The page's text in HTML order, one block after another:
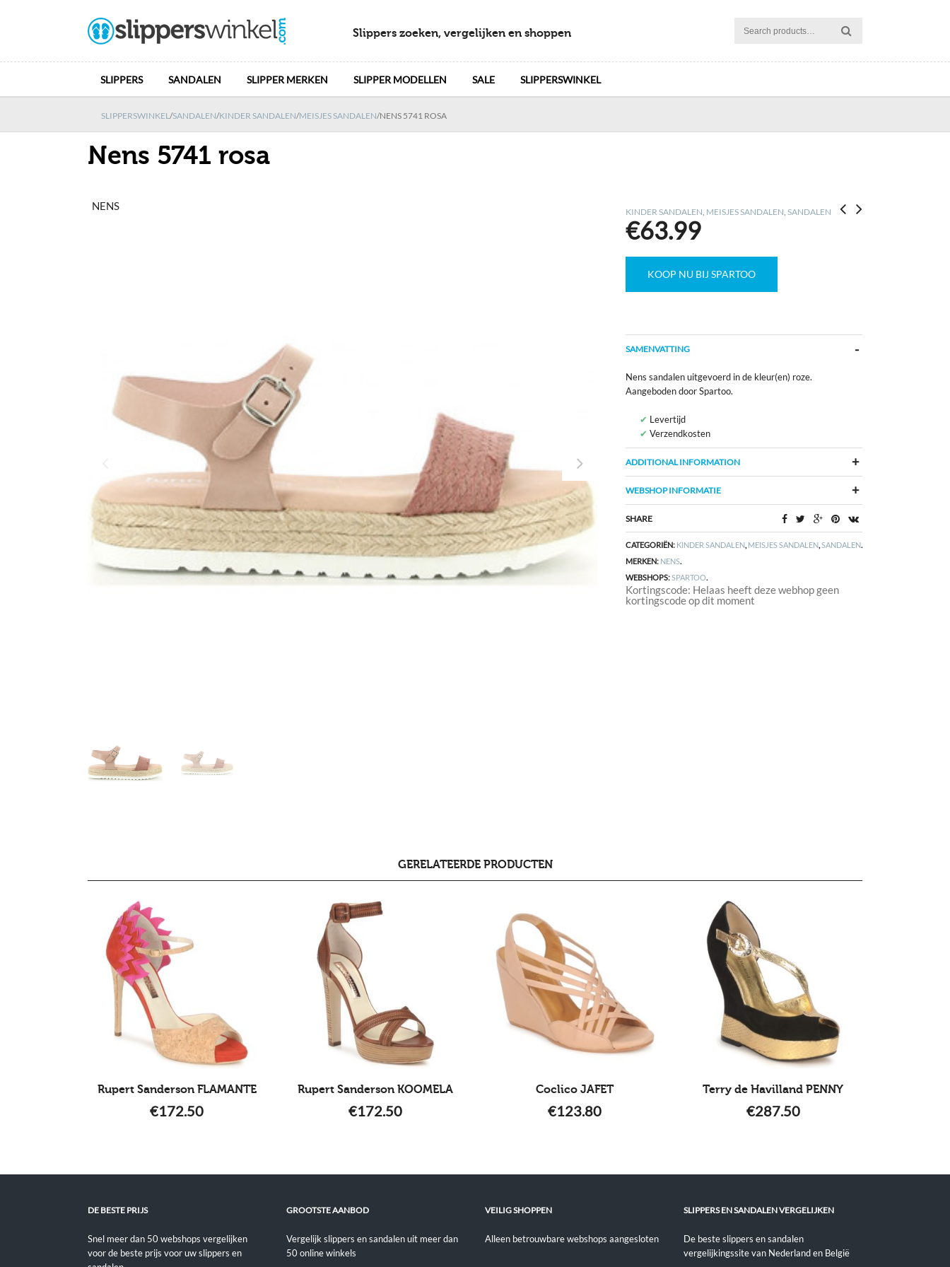
Slippers zoeken, vergelijken en shoppen
SLIPPERS SANDALEN SLIPPER MERKEN SLIPPER MODELLEN SALE SLIPPERSWINKEL
SLIPPERSWINKEL/SANDALEN/KINDER SANDALEN/MEISJES SANDALEN/NENS 5741 ROSA
Nens 5741 rosa
NENS KINDER SANDALEN, MEISJES SANDALEN, SANDALEN
€63.99
KOOP NU BIJ SPARTOO
SAMENVATTING
Nens sandalen uitgevoerd in de kleur(en) roze.
Aangeboden door Spartoo.
Levertijd
Verzendkosten
ADDITIONAL INFORMATION
WEBSHOP INFORMATIE
SHARE
CATEGORIËN: KINDER SANDALEN, MEISJES SANDALEN,SANDALEN.
MERKEN: NENS.
WEBSHOPS:SPARTOO.
Kortingscode: Helaas heeft deze webhop geen
kortingscode op dit moment
GERELATEERDE PRODUCTEN
Rupert Sanderson FLAMANTE
€172.50
Rupert Sanderson KOOMELA
€172.50
Coclico JAFET
€123.80
Terry de Havilland PENNY
€287.50
DE BESTE PRIJS
Snel meer dan 50 webshops vergelijken
voor de beste prijs voor uw slippers en
GROOTSTE AANBOD
Vergelijk slippers en sandalen uit meer dan
50 online winkels
VEILIG SHOPPEN
Alleen betrouwbare webshops aangesloten
SLIPPERS EN SANDALEN VERGELIJKEN
De beste slippers en sandalen
vergelijkingssite van Nederland en België